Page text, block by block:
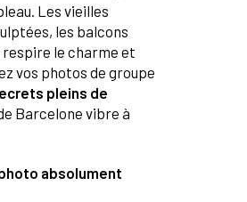
Les vieilles
les balcons
le charme et
vos photos de groupe
pleins de
Barcelone vibre à
absolument